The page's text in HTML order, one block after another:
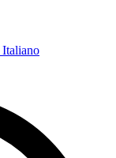
Italiano